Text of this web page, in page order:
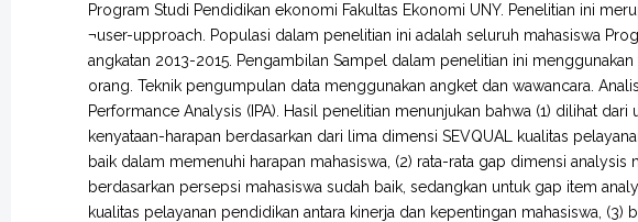
Program Studi Pendidikan ekonomi Fakultas Ekonomi UNY. Penelitian ini
¬user-upproach. Populasi dalam penelitian ini adalah seluruh mahasiswa
angkatan 2013-2015. Pengambilan Sampel dalam penelitian ini
orang. Teknik pengumpulan data menggunakan angket dan wawancara.
Performance Analysis (IPA). Hasil penelitian menunjukan bahwa (1) dilihat
kenyataan-harapan berdasarkan dari lima dimensi SEVQUAL kualitas
baik dalam memenuhi harapan mahasiswa, (2) rata-rata gap dimensi
berdasarkan persepsi mahasiswa sudah baik, sedangkan untuk gap item
kualitas pelayanan pendidikan antara kinerja dan kepentingan mahasiswa,